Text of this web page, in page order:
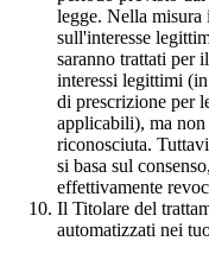
legge. Nella misura
sull'interesse
saranno trattati per
interessi legittimi
di prescrizione per
applicabili), ma
riconosciuta.
si basa sul
effettivamente
Il Titolare del
automatizzati nei